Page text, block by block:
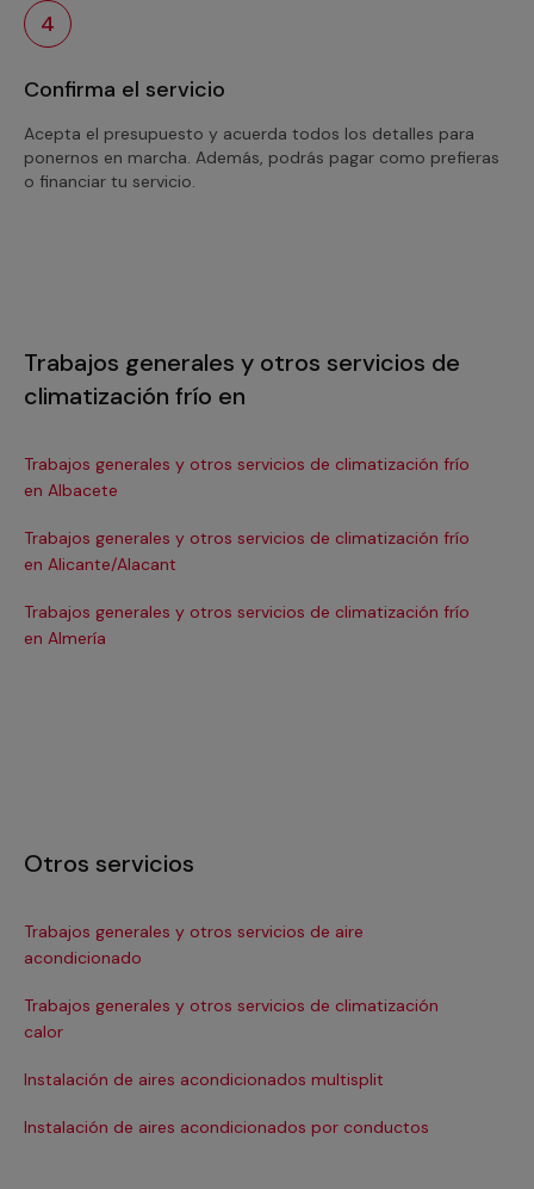
4
Confirma el servicio
Acepta el presupuesto y acuerda todos los detalles para
ponernos en marcha. Además, podrás pagar como prefieras
o financiar tu servicio.
Trabajos generales y otros servicios de
climatización frío en
Trabajos generales y otros servicios de climatización frío
en Albacete
Trabajos generales y otros servicios de climatización frío
en Alicante/Alacant
Trabajos generales y otros servicios de climatización frío
en Almería
Otros servicios
Trabajos generales y otros servicios de aire
acondicionado
Trabajos generales y otros servicios de climatización
calor
Instalación de aires acondicionados multisplit
Instalación de aires acondicionados por conductos